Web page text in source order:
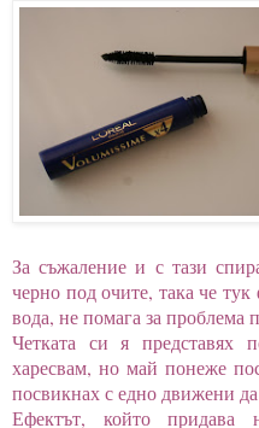
За съжаление и с тази
черно под очите, така че
вода, не помага за проблема
Четката си я представях
харесвам, но май понеже
посвикнах с едно движени
Ефектът, който